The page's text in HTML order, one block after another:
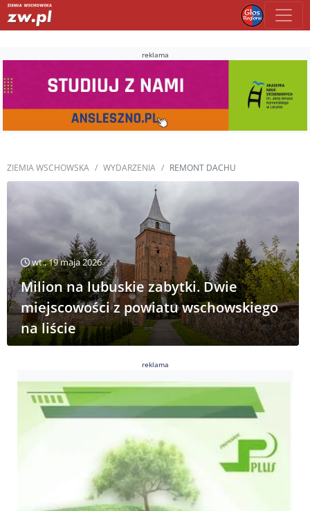
reklama
ZIEMIA WSCHOWSKA WYDARZENIA REMONT DACHU
wt., 19 maja 2026
Milion na lubuskie zabytki. Dwie
miejscowości z powiatu wschowskiego
na liście
reklama